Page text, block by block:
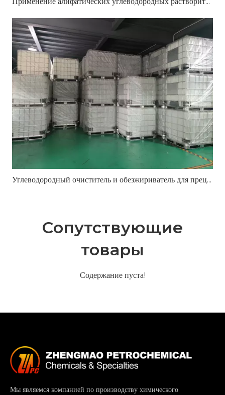
Углеводородный очиститель и обезжириватель для прецизионной промышленной очистки
Cопутствующие
товары
Содержание пуста!
Мы являемся компанией по производству химического